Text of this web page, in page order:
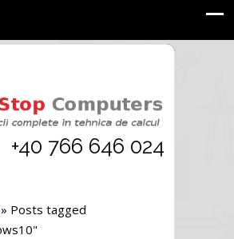
+40 766 646 024
» Posts tagged